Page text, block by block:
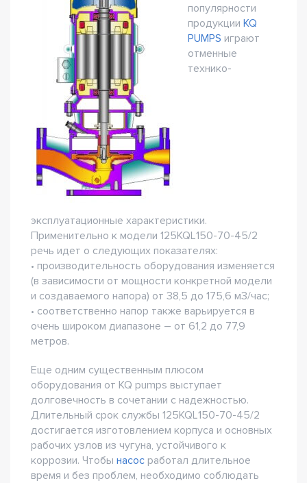
популярности
продукции KQ
PUMPS играют
отменные
технико-
эксплуатационные характеристики.
Применительно к модели 125KQL150-70-45/2
речь идет о следующих показателях:
• производительность оборудования изменяется
(в зависимости от мощности конкретной модели
и создаваемого напора) от 38,5 до 175,6 м3/час;
• соответственно напор также варьируется в
очень широком диапазоне – от 61,2 до 77,9
метров.
Еще одним существенным плюсом
оборудования от KQ pumps выступает
долговечность в сочетании с надежностью.
Длительный срок службы 125KQL150-70-45/2
достигается изготовлением корпуса и основных
рабочих узлов из чугуна, устойчивого к
коррозии. Чтобы насос работал длительное
время и без проблем, необходимо соблюдать